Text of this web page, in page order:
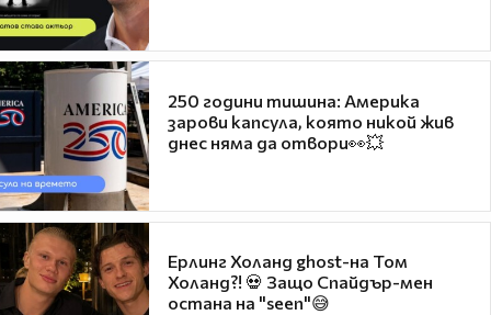
250 години тишина: Америка
зарови капсула, която никой жив
днес няма да отвори👀💥
Ерлинг Холанд ghost-на Том
Холанд?! 💀 Защо Спайдър-мен
остана на "seen"😅